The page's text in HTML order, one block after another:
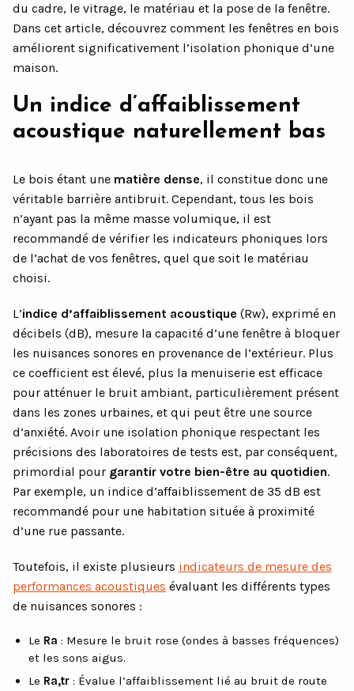
du cadre, le vitrage, le matériau et la pose de la fenêtre.
Dans cet article, découvrez comment les fenêtres en bois
améliorent significativement l’isolation phonique d’une
maison.
Un indice d’affaiblissement
acoustique naturellement bas
Le bois étant une matière dense, il constitue donc une
véritable barrière antibruit. Cependant, tous les bois
n’ayant pas la même masse volumique, il est
recommandé de vérifier les indicateurs phoniques lors
de l’achat de vos fenêtres, quel que soit le matériau
choisi.
L’indice d’affaiblissement acoustique (Rw), exprimé en
décibels (dB), mesure la capacité d’une fenêtre à bloquer
les nuisances sonores en provenance de l’extérieur. Plus
ce coefficient est élevé, plus la menuiserie est efficace
pour atténuer le bruit ambiant, particulièrement présent
dans les zones urbaines, et qui peut être une source
d’anxiété. Avoir une isolation phonique respectant les
précisions des laboratoires de tests est, par conséquent,
primordial pour garantir votre bien-être au quotidien.
Par exemple, un indice d’affaiblissement de 35 dB est
recommandé pour une habitation située à proximité
d’une rue passante.
Toutefois, il existe plusieurs indicateurs de mesure des
performances acoustiques évaluant les différents types
de nuisances sonores :
Le Ra : Mesure le bruit rose (ondes à basses fréquences)
et les sons aigus.
Le Ra,tr : Évalue l’affaiblissement lié au bruit de route